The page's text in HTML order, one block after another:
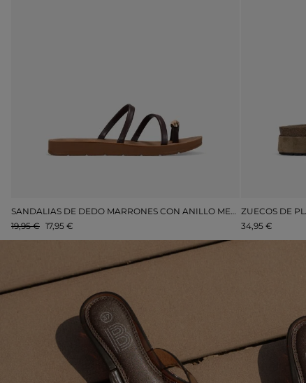
17,95 €
19,95 €
34,95 €